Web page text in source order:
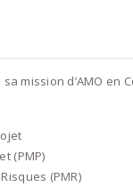
sa mission d’AMO
(PMP)
(PMR)